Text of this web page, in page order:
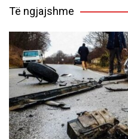
Të ngjajshme